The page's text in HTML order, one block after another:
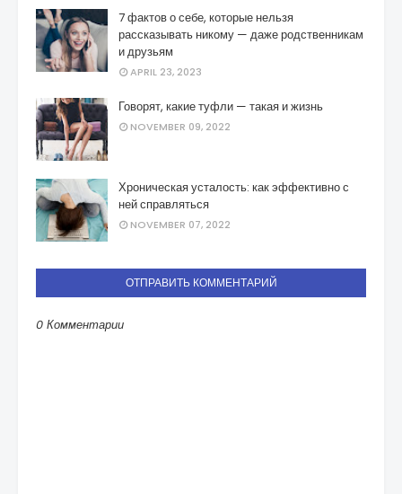
7 фактов о себе, которые нельзя
рассказывать никому — даже родственникам
и друзьям
APRIL 23, 2023
Говорят, какие туфли — такая и жизнь
NOVEMBER 09, 2022
Хроническая усталость: как эффективно с
ней справляться
NOVEMBER 07, 2022
ОТПРАВИТЬ КОММЕНТАРИЙ
0 Комментарии